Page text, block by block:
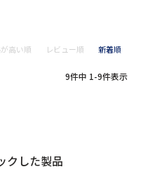
高い順 レビュー順 新着順
9件中 1-9件表示
クした製品